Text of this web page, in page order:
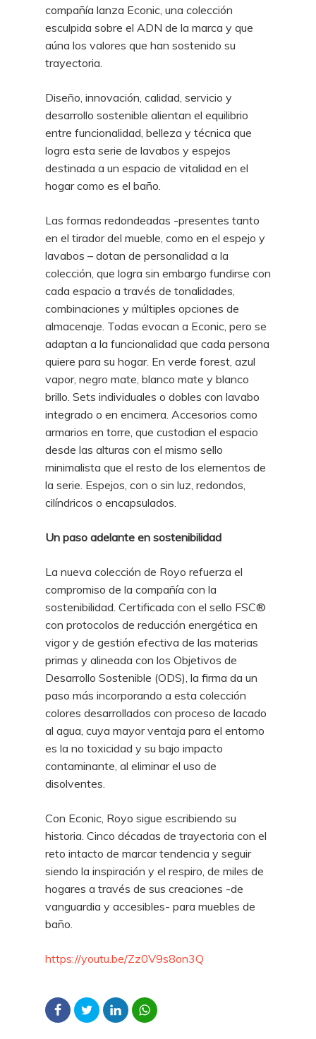
compañía lanza Econic, una colección
esculpida sobre el ADN de la marca y que
aúna los valores que han sostenido su
trayectoria.
Diseño, innovación, calidad, servicio y
desarrollo sostenible alientan el equilibrio
entre funcionalidad, belleza y técnica que
logra esta serie de lavabos y espejos
destinada a un espacio de vitalidad en el
hogar como es el baño.
Las formas redondeadas -presentes tanto
en el tirador del mueble, como en el espejo y
lavabos – dotan de personalidad a la
colección, que logra sin embargo fundirse con
cada espacio a través de tonalidades,
combinaciones y múltiples opciones de
almacenaje. Todas evocan a Econic, pero se
adaptan a la funcionalidad que cada persona
quiere para su hogar. En verde forest, azul
vapor, negro mate, blanco mate y blanco
brillo. Sets individuales o dobles con lavabo
integrado o en encimera. Accesorios como
armarios en torre, que custodian el espacio
desde las alturas con el mismo sello
minimalista que el resto de los elementos de
la serie. Espejos, con o sin luz, redondos,
cilíndricos o encapsulados.
Un paso adelante en sostenibilidad
La nueva colección de Royo refuerza el
compromiso de la compañía con la
sostenibilidad. Certificada con el sello FSC®
con protocolos de reducción energética en
vigor y de gestión efectiva de las materias
primas y alineada con los Objetivos de
Desarrollo Sostenible (ODS), la firma da un
paso más incorporando a esta colección
colores desarrollados con proceso de lacado
al agua, cuya mayor ventaja para el entorno
es la no toxicidad y su bajo impacto
contaminante, al eliminar el uso de
disolventes.
Con Econic, Royo sigue escribiendo su
historia. Cinco décadas de trayectoria con el
reto intacto de marcar tendencia y seguir
siendo la inspiración y el respiro, de miles de
hogares a través de sus creaciones -de
vanguardia y accesibles- para muebles de
baño.
https://youtu.be/Zz0V9s8on3Q